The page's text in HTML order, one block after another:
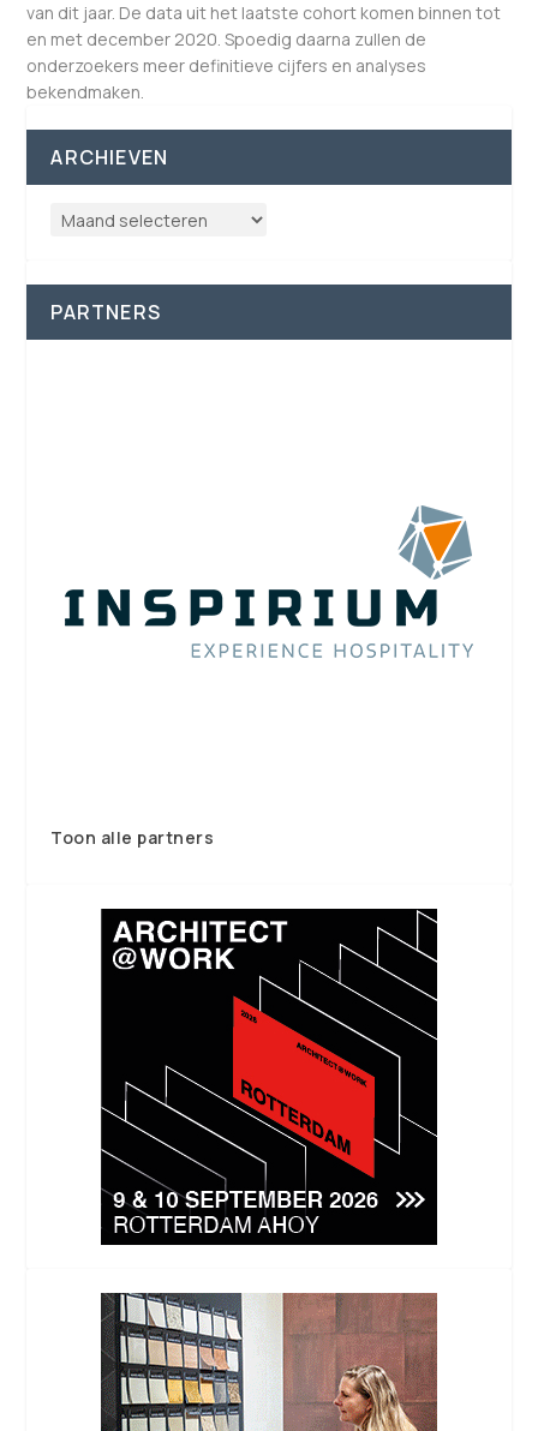
van dit jaar. De data uit het laatste cohort komen binnen tot
en met december 2020. Spoedig daarna zullen de
onderzoekers meer definitieve cijfers en analyses
bekendmaken.
ARCHIEVEN
PARTNERS
Toon alle partners